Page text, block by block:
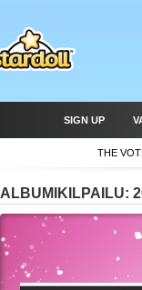
SIGN UP
THE
ALBUMIKILPAILU: